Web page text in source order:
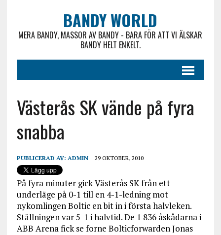
BANDY WORLD
MERA BANDY, MASSOR AV BANDY - BARA FÖR ATT VI ÄLSKAR
BANDY HELT ENKELT.
Västerås SK vände på fyra
snabba
PUBLICERAD AV: ADMIN 29 OKTOBER, 2010
På fyra minuter gick Västerås SK från ett
underläge på 0-1 till en 4-1-ledning mot
nykomlingen Boltic en bit in i första halvleken.
Ställningen var 5-1 i halvtid. De 1 836 åskådarna i
ABB Arena fick se forne Bolticforwarden Jonas